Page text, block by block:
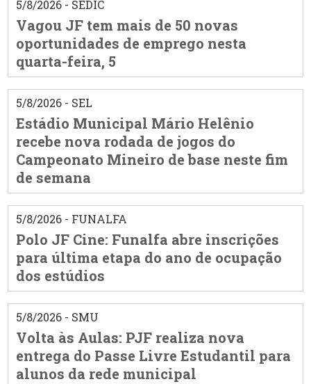
5/8/2026 - SEDIC
Vagou JF tem mais de 50 novas
oportunidades de emprego nesta
quarta-feira, 5
5/8/2026 - SEL
Estádio Municipal Mário Helênio
recebe nova rodada de jogos do
Campeonato Mineiro de base neste fim
de semana
5/8/2026 - FUNALFA
Polo JF Cine: Funalfa abre inscrições
para última etapa do ano de ocupação
dos estúdios
5/8/2026 - SMU
Volta às Aulas: PJF realiza nova
entrega do Passe Livre Estudantil para
alunos da rede municipal